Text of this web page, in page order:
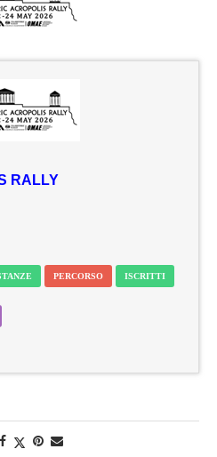
RALLY
PERCORSO ISCRITTI